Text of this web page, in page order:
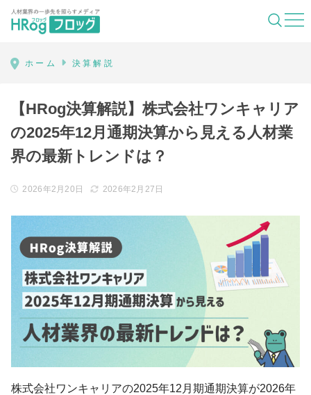
HRog | 人材業界の一歩先を照らすメディ
ホーム 決算解説
【HRog決算解説】株式会社ワンキャリア
の2025年12月通期決算から見える人材業
界の最新トレンドは？
2026年2月20日 2026年2月27日
株式会社ワンキャリアの2025年12月期通期決算が2026年